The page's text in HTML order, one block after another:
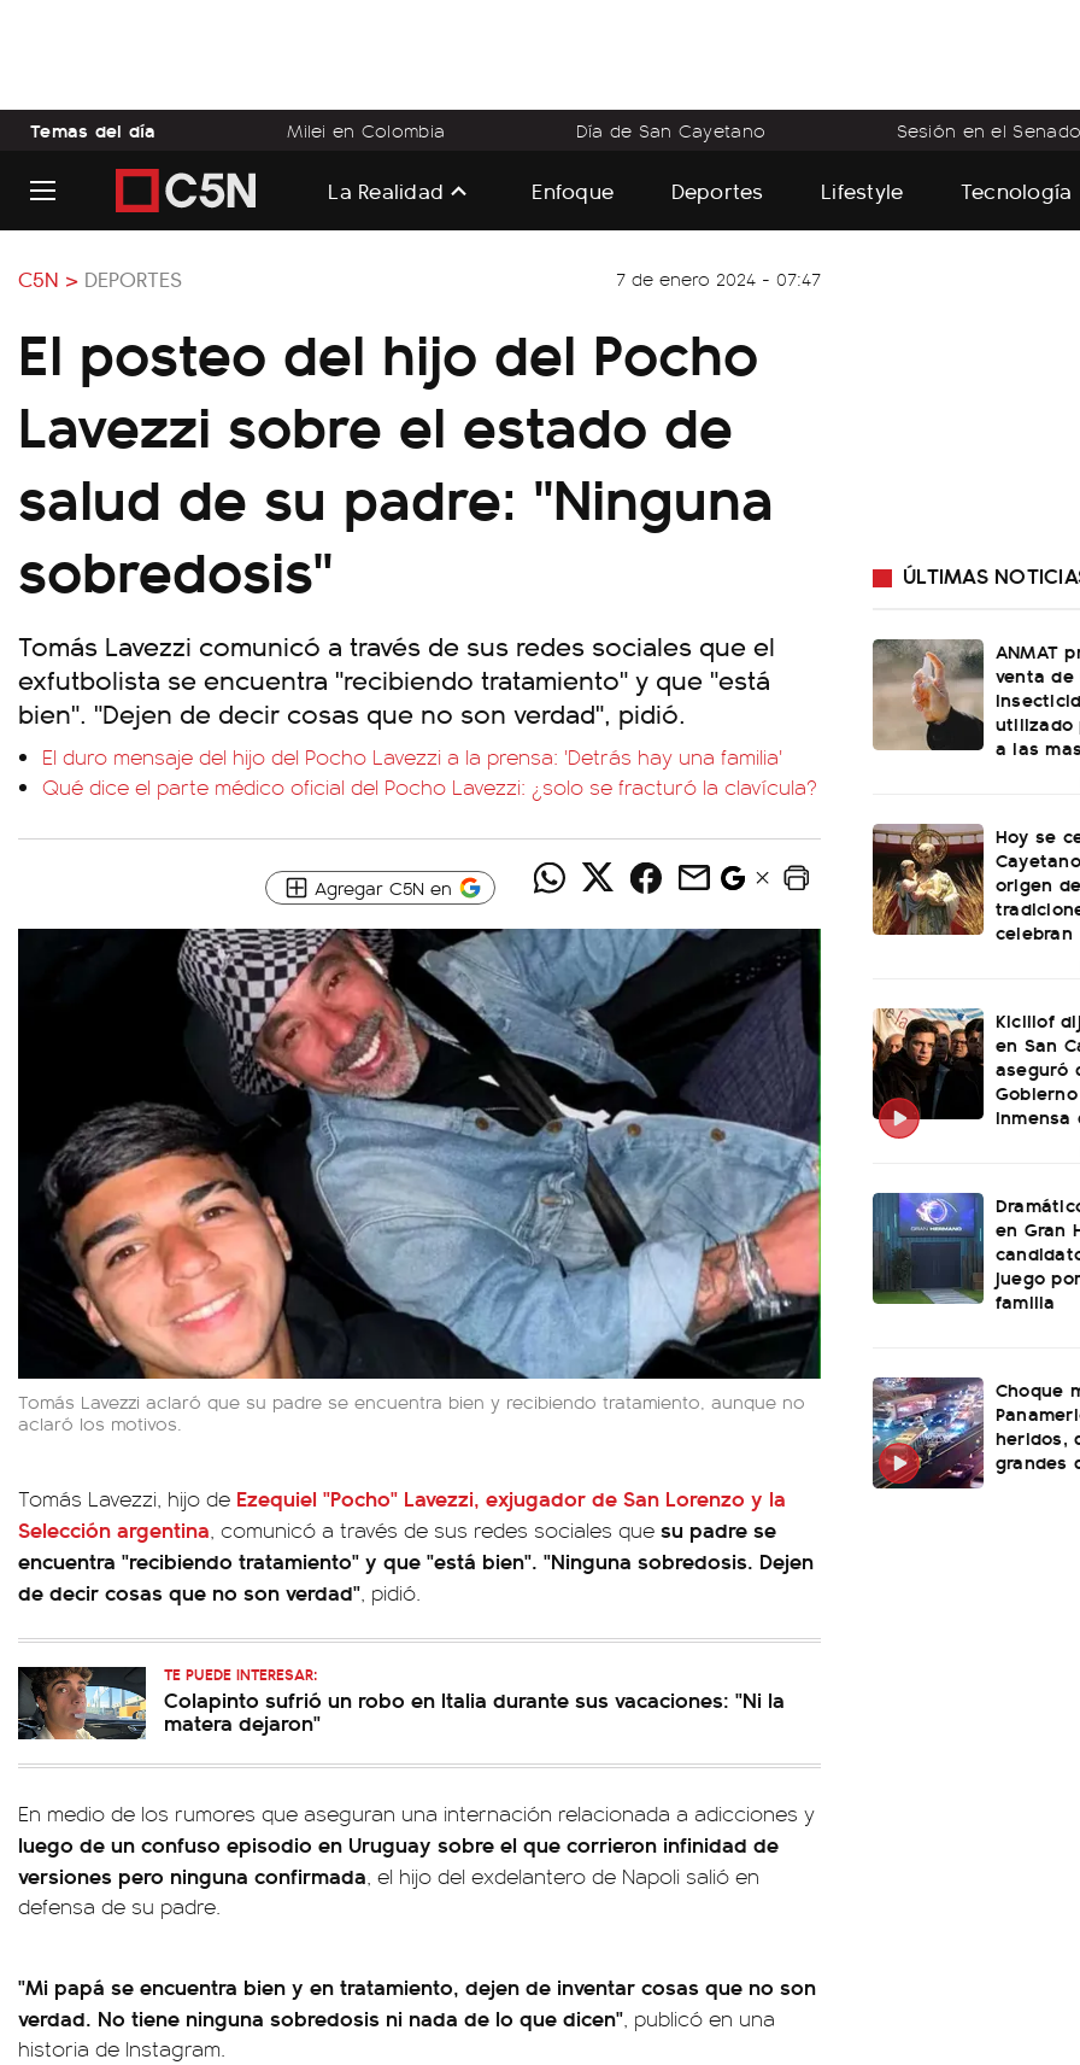
Temas del día Milei en Colombia Día de San Cayetano Sesión en el Senado
La Realidad Enfoque Deportes Lifestyle Tecnología
C5N > DEPORTES 7 de enero 2024 - 07:47
El posteo del hijo del Pocho
Lavezzi sobre el estado de
salud de su padre: "Ninguna
sobredosis"
Tomás Lavezzi comunicó a través de sus redes sociales que el
exfutbolista se encuentra "recibiendo tratamiento" y que "está
bien". "Dejen de decir cosas que no son verdad", pidió.
El duro mensaje del hijo del Pocho Lavezzi a la prensa: 'Detrás hay una familia'
Qué dice el parte médico oficial del Pocho Lavezzi: ¿solo se fracturó la clavícula?
Agregar C5N en
Tomás Lavezzi aclaró que su padre se encuentra bien y recibiendo tratamiento, aunque no
aclaró los motivos.
Tomás Lavezzi, hijo de Ezequiel "Pocho" Lavezzi, exjugador de San Lorenzo y la
Selección argentina, comunicó a través de sus redes sociales que su padre se
encuentra "recibiendo tratamiento" y que "está bien". "Ninguna sobredosis. Dejen
de decir cosas que no son verdad", pidió.
TE PUEDE INTERESAR:
Colapinto sufrió un robo en Italia durante sus vacaciones: "Ni la
matera dejaron"
En medio de los rumores que aseguran una internación relacionada a adicciones y
luego de un confuso episodio en Uruguay sobre el que corrieron infinidad de
versiones pero ninguna confirmada, el hijo del exdelantero de Napoli salió en
defensa de su padre.
"Mi papá se encuentra bien y en tratamiento, dejen de inventar cosas que no son
verdad. No tiene ninguna sobredosis ni nada de lo que dicen", publicó en una
historia de Instagram.
ÚLTIMAS
ANMAT
venta de
utilizado
a las
Hoy se
origen
celebran
Kicillof
en San
aseguró
inmensa
en Gran
juego
familia
Choque
heridos,
grandes